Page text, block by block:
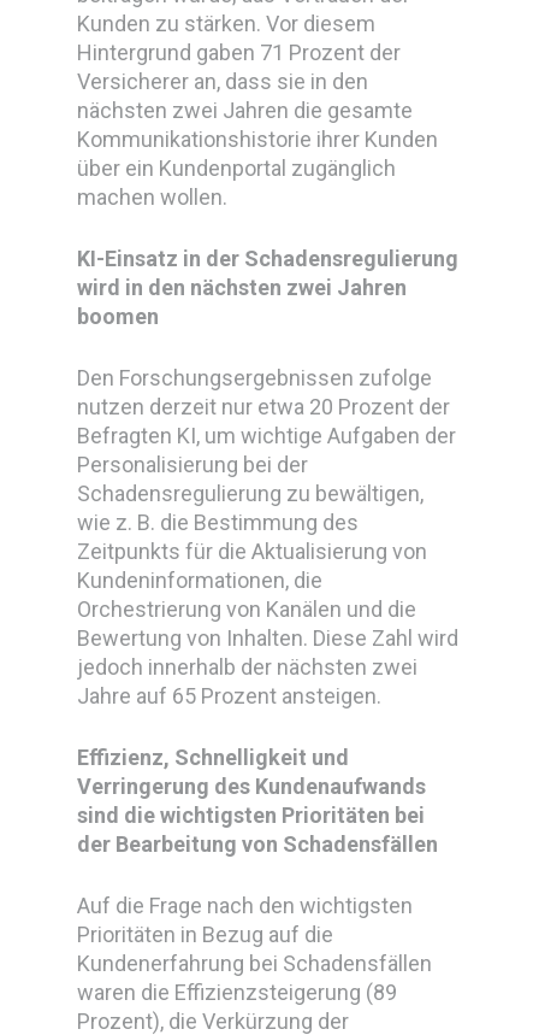
Kunden zu stärken. Vor diesem
Hintergrund gaben 71 Prozent der
Versicherer an, dass sie in den
nächsten zwei Jahren die gesamte
Kommunikationshistorie ihrer Kunden
über ein Kundenportal zugänglich
machen wollen.
KI-Einsatz in der Schadensregulierung
wird in den nächsten zwei Jahren
boomen
Den Forschungsergebnissen zufolge
nutzen derzeit nur etwa 20 Prozent der
Befragten KI, um wichtige Aufgaben der
Personalisierung bei der
Schadensregulierung zu bewältigen,
wie z. B. die Bestimmung des
Zeitpunkts für die Aktualisierung von
Kundeninformationen, die
Orchestrierung von Kanälen und die
Bewertung von Inhalten. Diese Zahl wird
jedoch innerhalb der nächsten zwei
Jahre auf 65 Prozent ansteigen.
Effizienz, Schnelligkeit und
Verringerung des Kundenaufwands
sind die wichtigsten Prioritäten bei
der Bearbeitung von Schadensfällen
Auf die Frage nach den wichtigsten
Prioritäten in Bezug auf die
Kundenerfahrung bei Schadensfällen
waren die Effizienzsteigerung (89
Prozent), die Verkürzung der